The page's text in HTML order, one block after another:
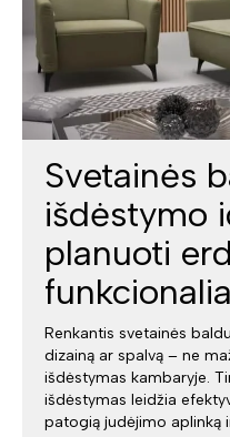
Svetainės
išdėstymo
planuoti
Renkantis svetainės
dizainą ar spalvą – ne
išdėstymas kambaryje.
išdėstymas leidžia
patogią judėjimo aplinką